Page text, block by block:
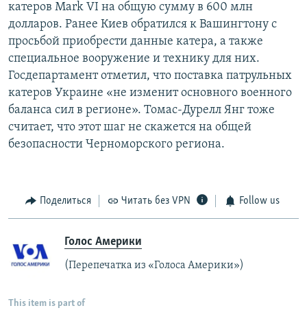
катеров Mark VI на общую сумму в 600 млн
долларов. Ранее Киев обратился к Вашингтону с
просьбой приобрести данные катера, а также
специальное вооружение и технику для них.
Госдепартамент отметил, что поставка патрульных
катеров Украине «не изменит основного военного
баланса сил в регионе». Томас-Дурелл Янг тоже
считает, что этот шаг не скажется на общей
безопасности Черноморского региона.
Поделиться Читать без VPN Follow us
Голос Америки
(Перепечатка из «Голоса Америки»)
This item is part of